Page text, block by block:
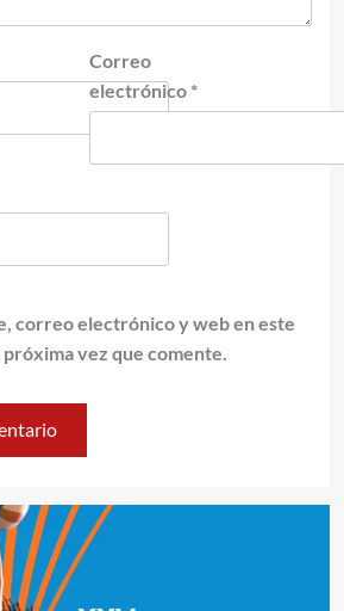
Correo
electrónico *
correo electrónico y web en este
vez que comente.